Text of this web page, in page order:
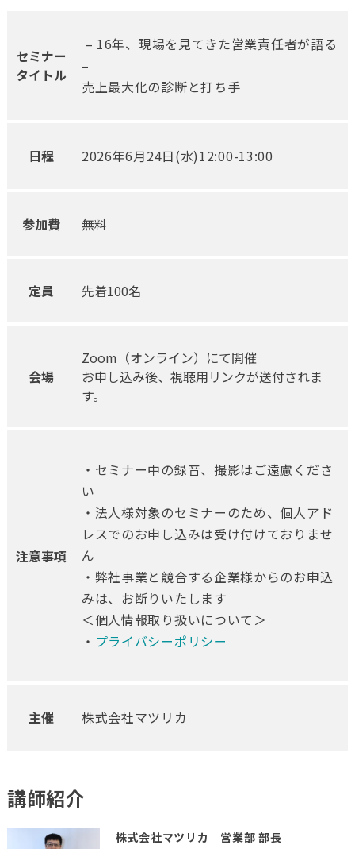
セミナー
タイトル
– 16年、現場を見てきた営業責任者が語る
–
売上最大化の診断と打ち手
日程 2026年6月24日(水)12:00-13:00
参加費 無料
定員 先着100名
会場
Zoom（オンライン）にて開催
お申し込み後、視聴用リンクが送付されま
す。
注意事項
・セミナー中の録音、撮影はご遠慮くださ
い
・法人様対象のセミナーのため、個人アド
レスでのお申し込みは受け付けておりませ
ん
・弊社事業と競合する企業様からのお申込
みは、お断りいたします
＜個人情報取り扱いについて＞
・ プライバシーポリシー
主催 株式会社マツリカ
講師紹介
株式会社マツリカ 営業部 部長